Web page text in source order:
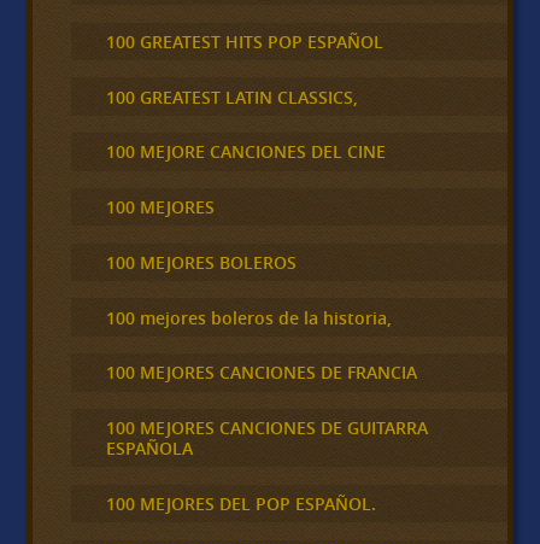
100 GREATEST HITS POP ESPAÑOL
100 GREATEST LATIN CLASSICS,
100 MEJORE CANCIONES DEL CINE
100 MEJORES
100 MEJORES BOLEROS
100 mejores boleros de la historia,
100 MEJORES CANCIONES DE FRANCIA
100 MEJORES CANCIONES DE GUITARRA
ESPAÑOLA
100 MEJORES DEL POP ESPAÑOL.